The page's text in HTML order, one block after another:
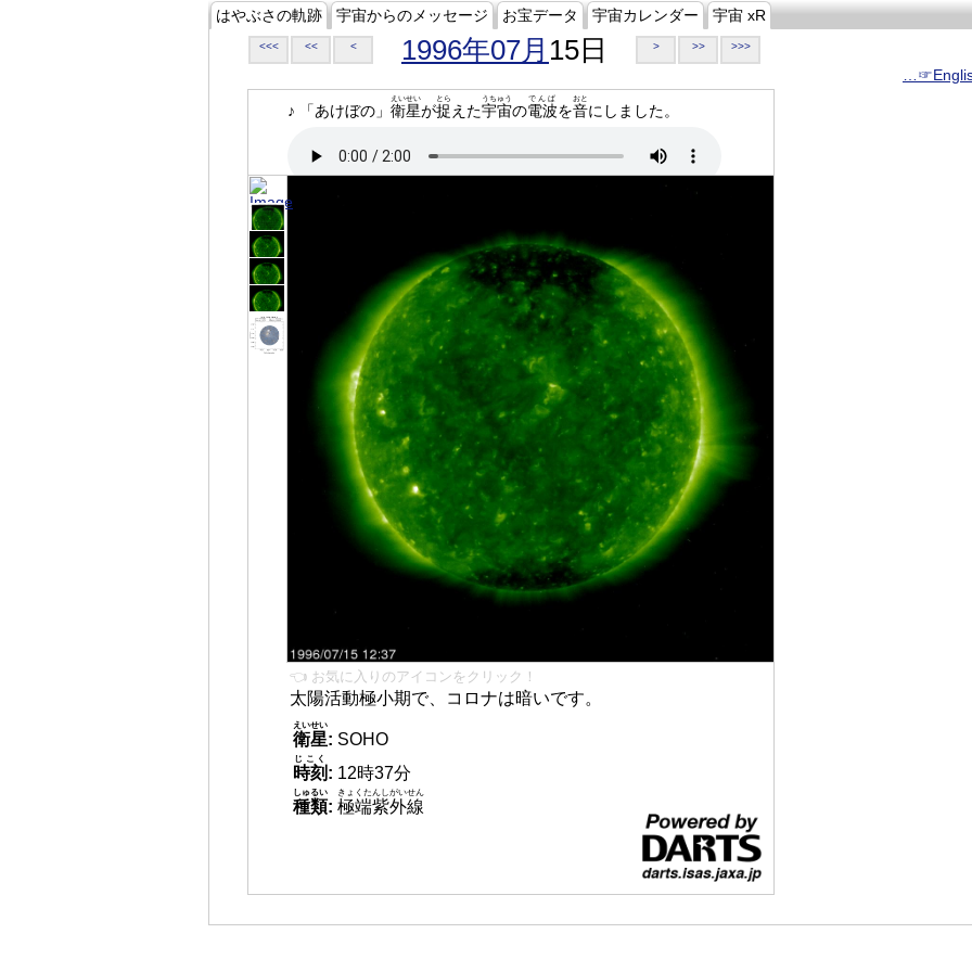
はやぶさの軌跡 宇宙からのメッセージ お宝データ 宇宙カレンダー 宇宙 xR
<<< << < 1996年07月 15日 > >> >>>
♪ 「あけぼの」 衛星
えいせい
が捉
とら
えた宇宙
うちゅう
の電波
でんぱ
を音
おと
にしました。
👈 お気に入りのアイコンをクリック！
太陽活動極小期で、コロナは暗いです。
衛星
えいせい
: SOHO
時刻
じこく
: 12時37分
種類
しゅるい
: 極端紫外線
きょくたんしがいせん